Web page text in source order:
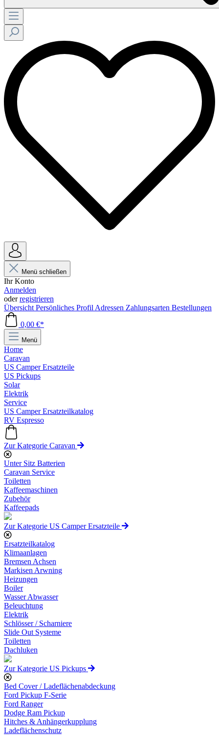
Menü schließen
Ihr Konto
Anmelden
oderregistrieren
Übersicht Persönliches Profil Adressen Zahlungsarten Bestellungen
0,00 €*
Menü
Home
Caravan
US Camper Ersatzteile
US Pickups
Solar
Elektrik
Service
US Camper Ersatzteilkatalog
RV Espresso
Zur Kategorie Caravan
Unter Sitz Batterien
Caravan Service
Toiletten
Kaffeemaschinen
Zubehör
Kaffeepads
Zur Kategorie US Camper Ersatzteile
Ersatzteilkatalog
Klimaanlagen
Bremsen Achsen
Markisen Arwning
Heizungen
Boiler
Wasser Abwasser
Beleuchtung
Elektrik
Schlösser / Scharniere
Slide Out Systeme
Toiletten
Dachluken
Zur Kategorie US Pickups
Bed Cover / Ladeflächenabdeckung
Ford Pickup F-Serie
Ford Ranger
Dodge Ram Pickup
Hitches & Anhängerkupplung
Ladeflächenschutz